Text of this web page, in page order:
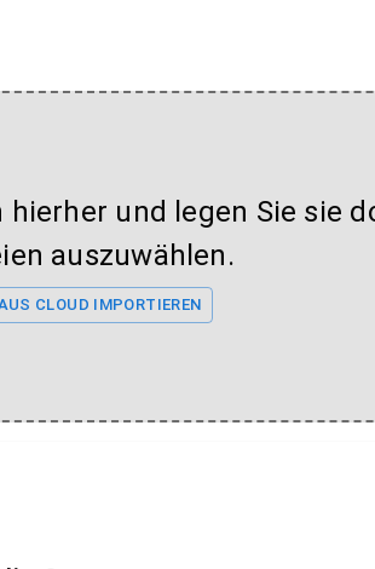
hierher und legen Sie sie
auszuwählen.
CLOUD IMPORTIEREN